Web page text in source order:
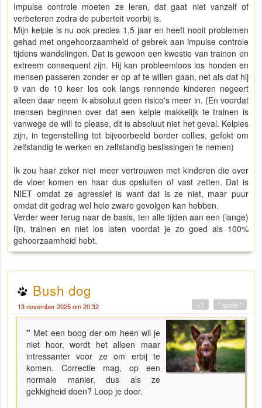
Impulse controle moeten ze leren, dat gaat niet vanzelf of
verbeteren zodra de puberteit voorbij is.
Mijn kelpie is nu ook precies 1,5 jaar en heeft nooit problemen
gehad met ongehoorzaamheid of gebrek aan impulse controle
tijdens wandelingen. Dat is gewoon een kwestie van trainen en
extreem consequent zijn. Hij kan probleemloos los honden en
mensen passeren zonder er op af te willen gaan, net als dat hij
9 van de 10 keer los ook langs rennende kinderen negeert
alleen daar neem ik absoluut geen risico's meer in. (En voordat
mensen beginnen over dat een kelpie makkelijk te trainen is
vanwege de will to please, dit is absoluut niet het geval. Kelpies
zijn, in tegenstelling tot bijvoorbeeld border collies, gefokt om
zelfstandig te werken en zelfstandig beslissingen te nemen)
Ik zou haar zeker niet meer vertrouwen met kinderen die over
de vloer komen en haar dus opsluiten of vast zetten. Dat is
NIET omdat ze agressief is want dat is ze niet, maar puur
omdat dit gedrag wel hele zware gevolgen kan hebben.
Verder weer terug naar de basis, ten alle tijden aan een (lange)
lijn, trainen en niet los laten voordat je zo goed als 100%
gehoorzaamheid hebt.
Bush dog
13 november 2025 om 20:32 " quote "
+7
" Met een boog der om heen wil je
niet hoor, wordt het alleen maar
intressanter voor ze om erbij te
komen. Correctie mag, op een
normale manier, dus als ze
gekkigheid doen? Loop je door.